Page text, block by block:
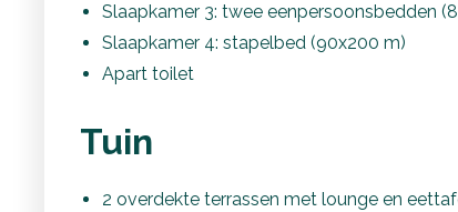
Slaapkamer 3: twee eenpersoonsbedden
Slaapkamer 4: stapelbed (90x200 m)
Apart toilet
Tuin
2 overdekte terrassen met lounge en